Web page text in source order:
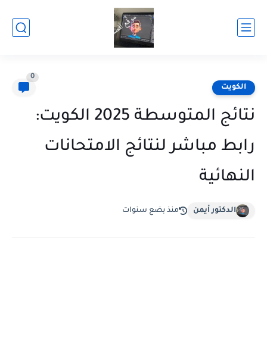
الكويت
0
نتائج المتوسطة 2025 الكويت:
رابط مباشر لنتائج الامتحانات
النهائية
الدكتور أيمن منذ بضع سنوات